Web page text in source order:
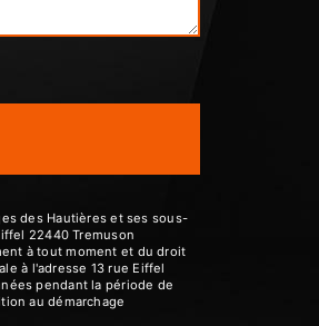
des Hautières et ses sous-
22440 Tremuson
à tout moment et du droit
à l'adresse 13 rue Eiffel
pendant la période de
au démarchage